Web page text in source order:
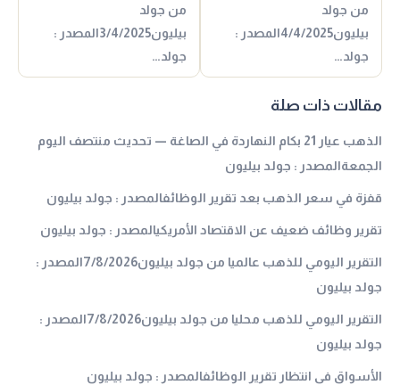
من جولد
بيليون4/4/2025المصدر :
جولد…
من جولد
بيليون3/4/2025المصدر :
جولد…
مقالات ذات صلة
الذهب عيار 21 بكام النهاردة في الصاغة — تحديث منتصف اليوم
الجمعةالمصدر : جولد بيليون
قفزة في سعر الذهب بعد تقرير الوظائفالمصدر : جولد بيليون
تقرير وظائف ضعيف عن الاقتصاد الأمريكيالمصدر : جولد بيليون
التقرير اليومي للذهب عالميا من جولد بيليون7/8/2026المصدر :
جولد بيليون
التقرير اليومي للذهب محليا من جولد بيليون7/8/2026المصدر :
جولد بيليون
الأسواق في انتظار تقرير الوظائفالمصدر : جولد بيليون